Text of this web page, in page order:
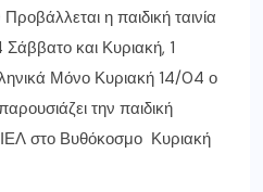
η παιδική ταινία
και Κυριακή, 1
Μόνο Κυριακή 14/04 ο
την παιδική
στο Βυθόκοσμο Κυριακή